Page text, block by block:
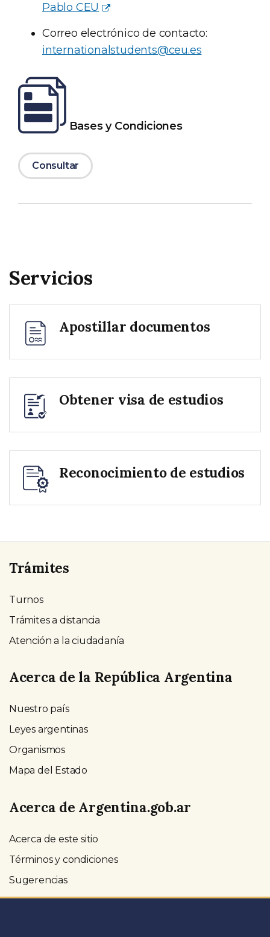
Pablo CEU
Correo electrónico de contacto:
internationalstudents@ceu.es
Bases y Condiciones
Consultar
Servicios
Apostillar documentos
Obtener visa de estudios
Reconocimiento de estudios
Trámites
Turnos
Trámites a distancia
Atención a la ciudadanía
Acerca de la República Argentina
Nuestro país
Leyes argentinas
Organismos
Mapa del Estado
Acerca de Argentina.gob.ar
Acerca de este sitio
Términos y condiciones
Sugerencias